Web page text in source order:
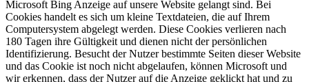
Microsoft Bing Anzeige auf unsere Website gelangt sind. Bei
Cookies handelt es sich um kleine Textdateien, die auf Ihrem
Computersystem abgelegt werden. Diese Cookies verlieren nach
180 Tagen ihre Gültigkeit und dienen nicht der persönlichen
Identifizierung. Besucht der Nutzer bestimmte Seiten dieser Website
und das Cookie ist noch nicht abgelaufen, können Microsoft und
wir erkennen, dass der Nutzer auf die Anzeige geklickt hat und zu